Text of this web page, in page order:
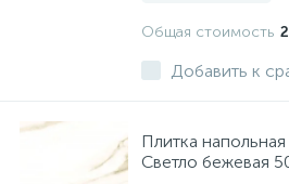
Общая стоимость
Добавить к
Плитка
Светло бежевая